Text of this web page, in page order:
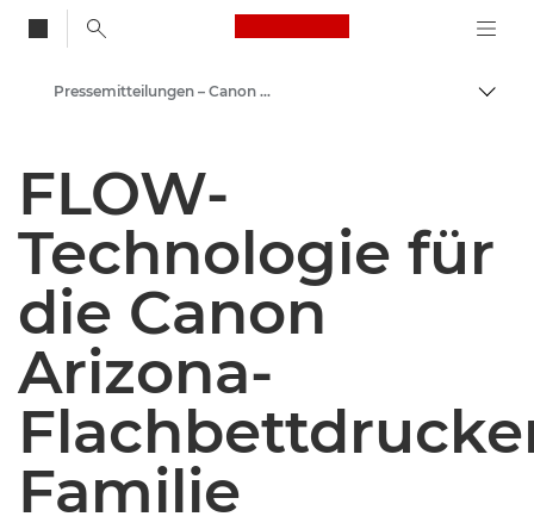
Canon Logo, back
Auf
Newsroom
Pressemitteilungen – Canon Newsroom
FLOW-
Technologie für
die Canon
Arizona-
Familie